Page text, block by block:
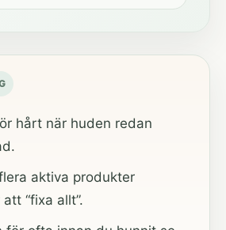
hårt när huden redan
aktiva produkter
“fixa allt”.